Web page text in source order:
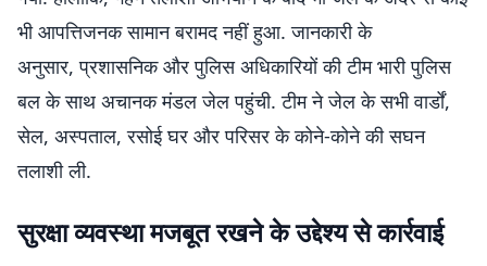
भी आपत्तिजनक सामान बरामद नहीं हुआ. जानकारी के
अनुसार, प्रशासनिक और पुलिस अधिकारियों की टीम भारी पुलिस
बल के साथ अचानक मंडल जेल पहुंची. टीम ने जेल के सभी वार्डों,
सेल, अस्पताल, रसोई घर और परिसर के कोने-कोने की सघन
तलाशी ली.
सुरक्षा व्यवस्था मजबूत रखने के उद्देश्य से कार्रवाई